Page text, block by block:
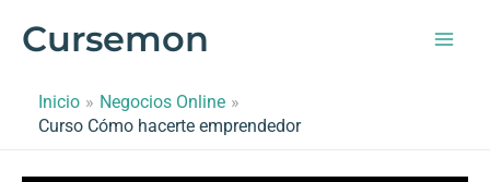
Cursemon
Inicio
Negocios Online
Curso Cómo hacerte emprendedor